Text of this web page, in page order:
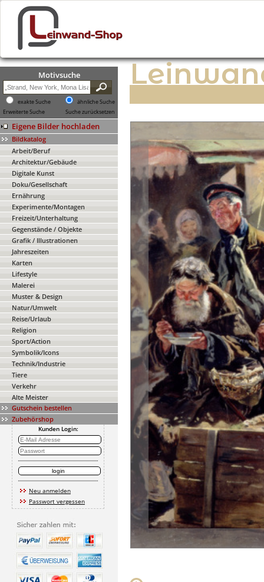
Motivsuche
exakte Suche
ähnliche Suche
Erweiterte Suche
Suche zurücksetzen
Eigene Bilder hochladen
Bildkatalog
Arbeit/Beruf
Architektur/Gebäude
Digitale Kunst
Doku/Gesellschaft
Ernährung
Experimente/Montagen
Freizeit/Unterhaltung
Gegenstände / Objekte
Grafik / Illustrationen
Jahreszeiten
Karten
Lifestyle
Malerei
Muster & Design
Natur/Umwelt
Reise/Urlaub
Religion
Sport/Action
Symbolik/Icons
Technik/Industrie
Tiere
Verkehr
Alte Meister
Gutschein bestellen
Zubehörshop
Kunden Login:
Neu anmelden
Passwort vergessen